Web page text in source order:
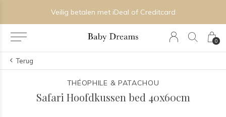
0
Veilig betalen met iDeal of Creditcard
Terug
THÉOPHILE & PATACHOU
Safari Hoofdkussen bed 40x60cm